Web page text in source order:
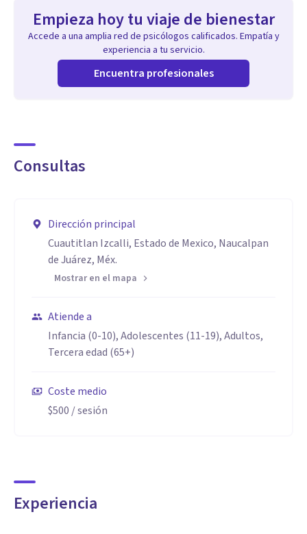
Empieza hoy tu viaje de bienestar
Accede a una amplia red de psicólogos calificados. Empatía y
experiencia a tu servicio.
Encuentra profesionales
Consultas
Dirección principal
Cuautitlan Izcalli, Estado de Mexico, Naucalpan
de Juárez, Méx.
Mostrar en el mapa
Atiende a
Infancia (0-10), Adolescentes (11-19), Adultos,
Tercera edad (65+)
Coste medio
$500 / sesión
Experiencia